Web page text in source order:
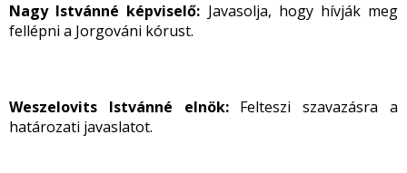
Nagy Istvánné képviselő: Javasolja, hogy hívják meg
fellépni a Jorgováni kórust.
Weszelovits Istvánné elnök:Felteszi szavazásra a
határozati javaslatot.